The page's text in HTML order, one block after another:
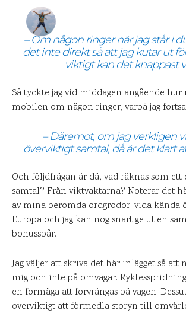
1 KOMMENTARER
– Om någon ringer när jag står i
det inte direkt så att jag kutar ut
viktigt kan det knappast
Så tyckte jag vid middagen angående
mobilen om någon ringer, varpå jag
– Däremot, om jag verkligen
överviktigt samtal, då är det klart
Och följdfrågan är då; vad räknas som
samtal? Från viktväktarna? Noterar det
av mina berömda ordgrodor, vida kända
Europa och jag kan nog snart ge ut en
bonusspår.
Jag väljer att skriva det här inlägget så att
mig och inte på omvägar.
en förmåga att förvrängas på vägen.
överviktigt att förmedla storyn till